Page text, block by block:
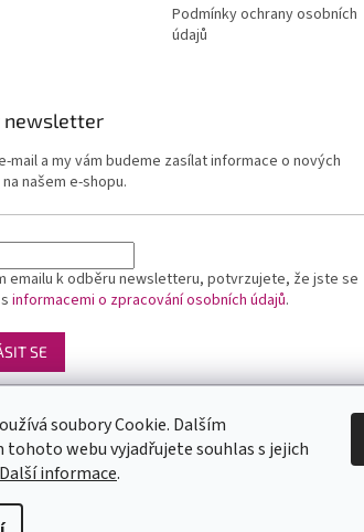
soubory Cookie. Dalším
tohoto webu vyjadřujete souhlas s jejich
Další informace.
Podmínky ochrany osobních
údajů
newsletter
mail a my vám budeme zasílat informace o nových
našem e-shopu.
emailu k odběru newsletteru, potvrzujete, že jste se
informacemi o zpracování osobních údajů.
SE
Luxusní pánská móda GLAMI Levné ubytování v